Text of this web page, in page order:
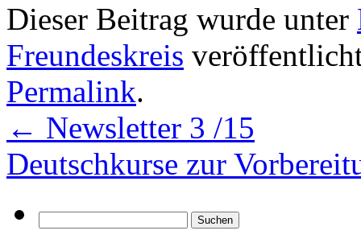
Dieser Beitrag wurde unter
Freundeskreis
Permalink.
← Newsletter 3 /15
Deutschkurse zur
nach: